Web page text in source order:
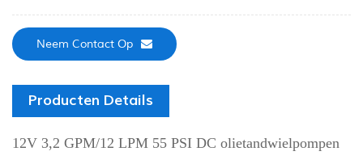
Neem Contact Op
Producten Details
12V 3,2 GPM/12 LPM 55 PSI DC olietandwielpompen